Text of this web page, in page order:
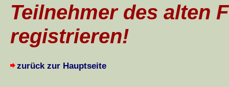
Teilnehmer des alten
registrieren!
zurück zur Hauptseite